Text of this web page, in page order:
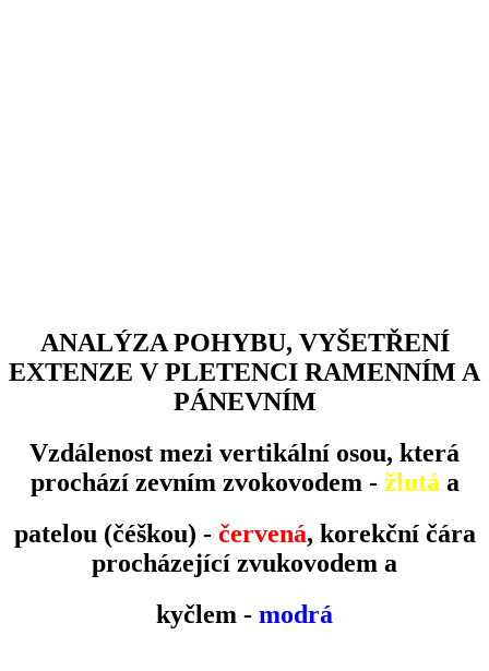
ANALÝZA POHYBU, VYŠETŘENÍ
EXTENZE V PLETENCI RAMENNÍM A
PÁNEVNÍM
Vzdálenost mezi vertikální osou, která
prochází zevním zvokovodem - žlutá a
patelou (čéškou) - červená, korekční čára
procházející zvukovodem a
kyčlem - modrá